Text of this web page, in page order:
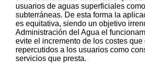
usuarios de aguas superficiales
subterráneas. De esta forma la
es equitativa, siendo un objetivo
Administración del Agua el
evite el incremento de los costes que
repercutidos a los usuarios como
servicios que presta.